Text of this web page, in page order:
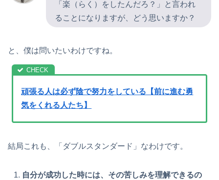
「楽（らく）をしたんだろ？」と言われ
ることになりますが、どう思いますか？
と、僕は問いたいわけですね。
頑張る人は必ず陰で努力をしている【前に進む勇
気をくれる人たち】
結局これも、「ダブルスタンダード」なわけです。
自分が成功した時には、その苦しみを理解できるの